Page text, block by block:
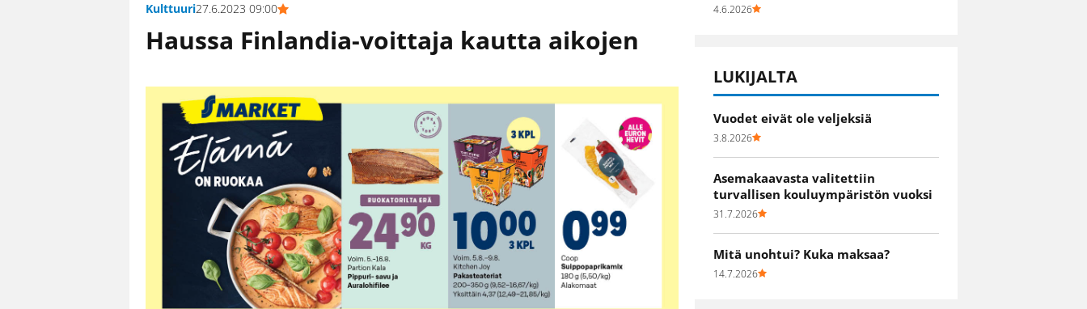
Kulttuuri27.6.2023 09:00
Haussa Finlandia-voittaja kautta aikojen
4.6.2026
LUKIJALTA
Vuodet eivät ole veljeksiä
3.8.2026
Asemakaavasta valitettiin
turvallisen kouluympäristön vuoksi
31.7.2026
Mitä unohtui? Kuka maksaa?
14.7.2026